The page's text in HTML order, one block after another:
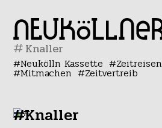
#
Neukölln Kassette Zeitreisen
Mitmachen Zeitvertreib
#Knaller